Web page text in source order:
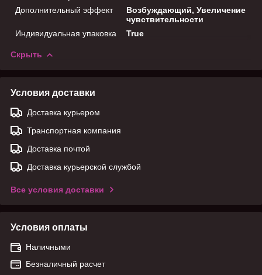
Дополнительный эффект
Возбуждающий, Увеличение
чувствительности
Индивидуальная упаковка
True
Скрыть
Условия доставки
Доставка курьером
Транспортная компания
Доставка почтой
Доставка курьерской службой
Все условия доставки
Условия оплаты
Наличными
Безналичный расчет